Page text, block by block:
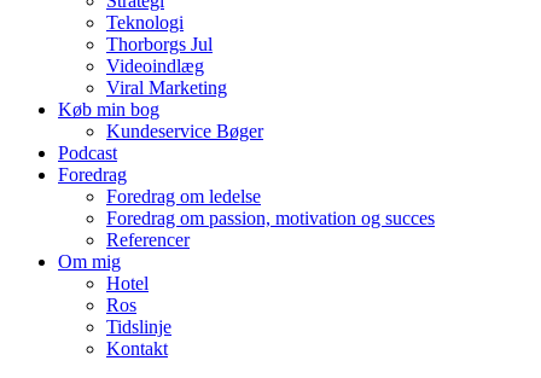
Teknologi
Thorborgs Jul
Videoindlæg
Viral Marketing
Køb min bog
Kundeservice Bøger
Podcast
Foredrag
Foredrag om ledelse
Foredrag om passion, motivation og succes
Referencer
Om mig
Hotel
Ros
Tidslinje
Kontakt